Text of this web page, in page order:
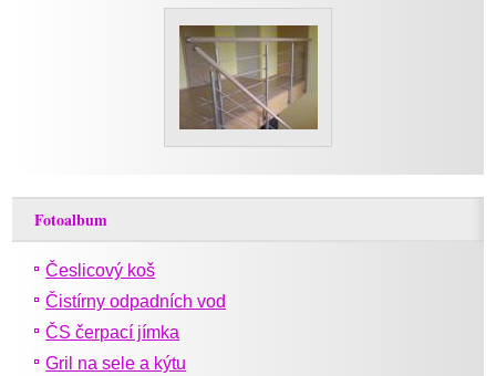
Fotoalbum
Česlicový koš
Čistírny odpadních vod
ČS čerpací jímka
Gril na sele a kýtu